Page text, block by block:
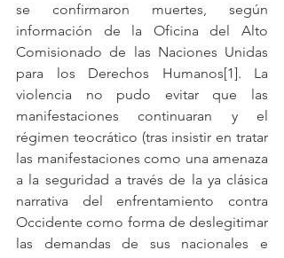
se confirmaron muertes, según
información de la Oficina del Alto
Comisionado de las Naciones Unidas
para los Derechos Humanos[1]. La
violencia no pudo evitar que las
manifestaciones continuaran y el
régimen teocrático (tras insistir en tratar
las manifestaciones como una amenaza
a la seguridad a través de la ya clásica
narrativa del enfrentamiento contra
Occidente como forma de deslegitimar
las demandas de sus nacionales e